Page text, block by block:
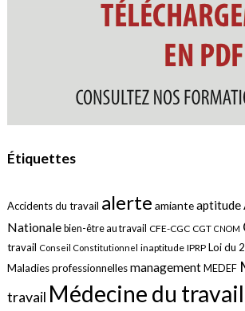
Étiquettes
Accidents du travail alerte amianteaptitude
Nationale bien-être au travail CFE-CGC CGT CNOM
travail Conseil Constitutionnel inaptitude IPRP Loi du
Maladies professionnellesmanagement MEDEF
travail Médecine du travail